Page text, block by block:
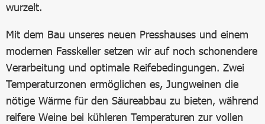
wurzelt.
Mit dem Bau unseres neuen Presshauses und einem
modernen Fasskeller setzen wir auf noch schonendere
Verarbeitung und optimale Reifebedingungen. Zwei
Temperaturzonen ermöglichen es, Jungweinen die
nötige Wärme für den Säureabbau zu bieten, während
reifere Weine bei kühleren Temperaturen zur vollen